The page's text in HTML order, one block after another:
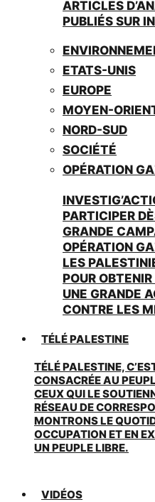
ARTICLES
PUBLIÉS SUR
ETATS-UNIS
EUROPE
MOYEN-
NORD-SUD
SOCIÉTÉ
OPÉRATION
PARTICIPER
GRANDE
OPÉRATION
LES
POUR
UNE GRANDE
CONTRE LES
TÉLÉ PALESTINE
TÉLÉ PALESTINE,
CONSACRÉE AU
CEUX QUI LE
RÉSEAU DE
MONTRONS LE
OCCUPATION ET EN
UN PEUPLE LIBRE.
VIDÉOS